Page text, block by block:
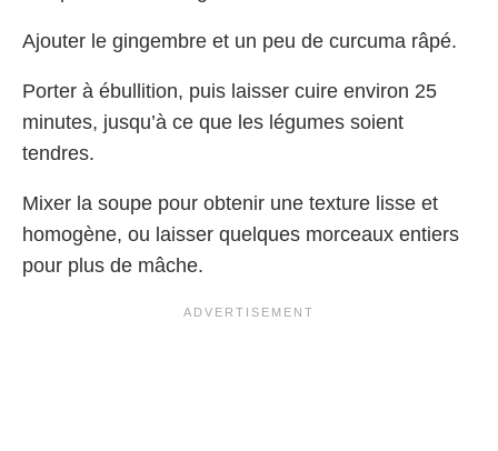
Ajouter le gingembre et un peu de curcuma râpé.
Porter à ébullition, puis laisser cuire environ 25
minutes, jusqu’à ce que les légumes soient
tendres.
Mixer la soupe pour obtenir une texture lisse et
homogène, ou laisser quelques morceaux entiers
pour plus de mâche.